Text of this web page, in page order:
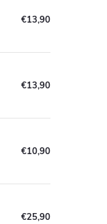
€13,90
€13,90
€10,90
€25,90